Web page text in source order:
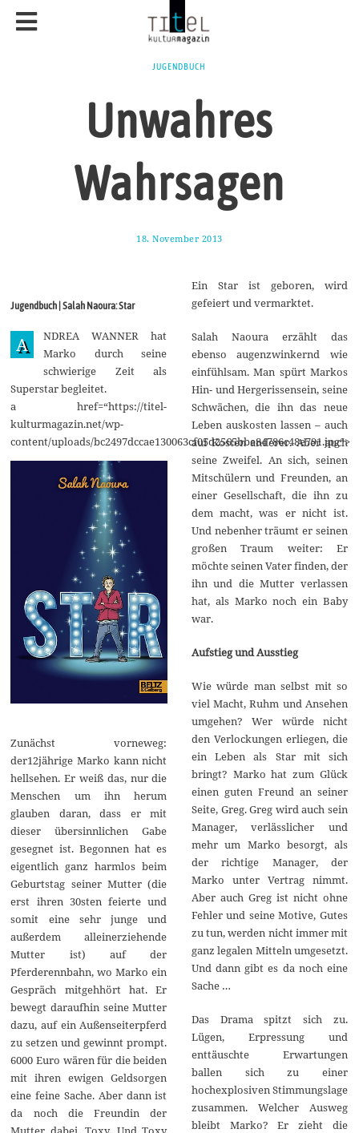
JUGENDBUCH
Unwahres
Wahrsagen
18. November 2013
u
g
u
0
1
Jugendbuch | Salah Naoura: Star
A
NDREA WANNER hat
Marko durch seine
schwierige Zeit als
Superstar begleitet.
a href=“https://titel-
kulturmagazin.net/wp-
content/uploads/bc2497dccae130063cf05d2565bbe84786c48e791.jpg“>
Zunächst vorneweg:
der12jährige Marko kann nicht
hellsehen. Er weiß das, nur die
Menschen um ihn herum
glauben daran, dass er mit
dieser übersinnlichen Gabe
gesegnet ist. Begonnen hat es
eigentlich ganz harmlos beim
Geburtstag seiner Mutter (die
erst ihren 30sten feierte und
somit eine sehr junge und
außerdem alleinerziehende
Mutter ist) auf der
Pferderennbahn, wo Marko ein
Gespräch mitgehhört hat. Er
bewegt daraufhin seine Mutter
dazu, auf ein Außenseiterpferd
zu setzen und gewinnt prompt.
6000 Euro wären für die beiden
mit ihren ewigen Geldsorgen
eine feine Sache. Aber dann ist
da noch die Freundin der
Ein Star ist geboren, wird
gefeiert und vermarktet.
Salah Naoura erzählt das
ebenso augenzwinkernd wie
einfühlsam. Man spürt Markos
Hin- und Hergerissensein, seine
Schwächen, die ihn das neue
Leben auskosten lassen – auch
auf Kosten anderer. Aber auch
seine Zweifel. An sich, seinen
Mitschülern und Freunden, an
einer Gesellschaft, die ihn zu
dem macht, was er nicht ist.
Und nebenher träumt er seinen
großen Traum weiter: Er
möchte seinen Vater finden, der
ihn und die Mutter verlassen
hat, als Marko noch ein Baby
war.
Aufstieg und Ausstieg
Wie würde man selbst mit so
viel Macht, Ruhm und Ansehen
umgehen? Wer würde nicht
den Verlockungen erliegen, die
ein Leben als Star mit sich
bringt? Marko hat zum Glück
einen guten Freund an seiner
Seite, Greg. Greg wird auch sein
Manager, verlässlicher und
mehr um Marko besorgt, als
der richtige Manager, der
Marko unter Vertrag nimmt.
Aber auch Greg ist nicht ohne
Fehler und seine Motive, Gutes
zu tun, werden nicht immer mit
ganz legalen Mitteln umgesetzt.
Und dann gibt es da noch eine
Sache …
Das Drama spitzt sich zu.
Lügen, Erpressung und
enttäuschte Erwartungen
ballen sich zu einer
hochexplosiven Stimmungslage
zusammen. Welcher Ausweg
bleibt Marko? Er zieht die